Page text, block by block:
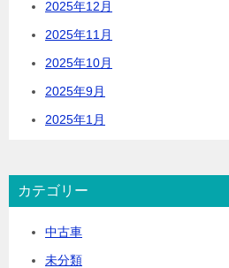
2025年12月
2025年11月
2025年10月
2025年9月
2025年1月
カテゴリー
中古車
未分類